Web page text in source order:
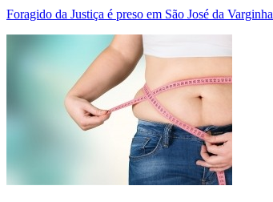
Foragido da Justiça é preso em São José da Varginha